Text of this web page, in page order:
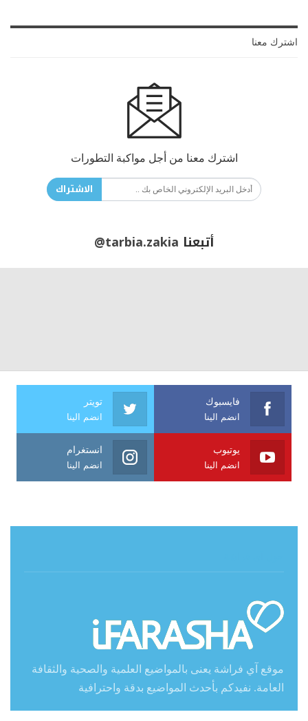
اشترك معنا
اشترك معنا من أجل مواكبة التطورات
الاشتراك
أتبعنا @tarbia.zakia
فايسبوك
انضم الينا
تويتر
انضم الينا
يوتيوب
انضم الينا
انستغرام
انضم الينا
موقع آي فراشة يعنى بالمواضيع العلمية والصحية والثقافة
العامة. نفيدكم بأحدث المواضيع بدقة واحترافية